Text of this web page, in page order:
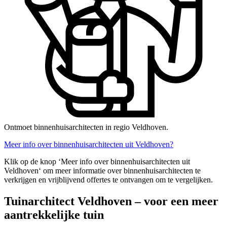
Ontmoet binnenhuisarchitecten in regio Veldhoven.
Meer info over binnenhuisarchitecten uit Veldhoven?
Klik op de knop ‘Meer info over binnenhuisarchitecten uit
Veldhoven‘ om meer informatie over binnenhuisarchitecten te
verkrijgen en vrijblijvend offertes te ontvangen om te vergelijken.
Tuinarchitect Veldhoven – voor een meer
aantrekkelijke tuin